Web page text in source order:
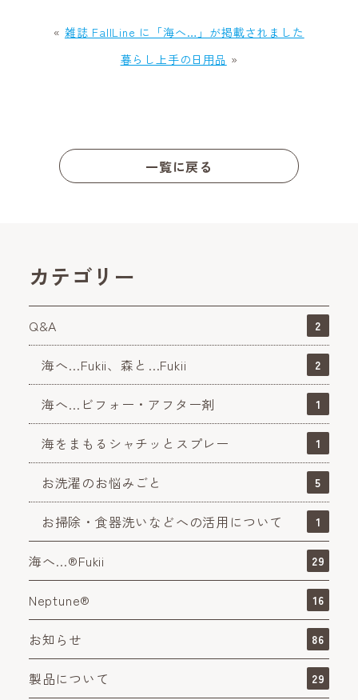
« 雑誌 FallLine に「海へ…」が掲載されました
暮らし上手の日用品 »
一覧に戻る
カテゴリー
Q&A 2
海へ…Fukii、森と…Fukii 2
海へ…ビフォー・アフター剤 1
海をまもるシャチッとスプレー 1
お洗濯のお悩みごと 5
お掃除・食器洗いなどへの活用について 1
海へ…®Fukii 29
Neptune® 16
お知らせ 86
製品について 29